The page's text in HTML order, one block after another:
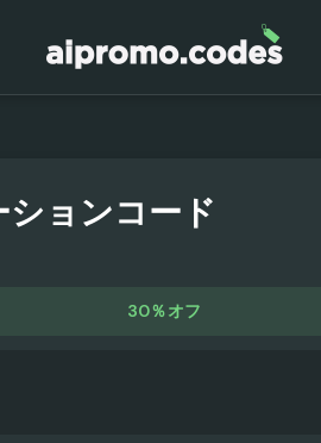
ョンコード
30％オフ